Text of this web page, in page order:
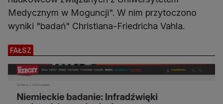
Medycznym w Moguncji". W nim przytoczono
wyniki "badań" Christiana-Friedricha Vahla.
FAŁSZ